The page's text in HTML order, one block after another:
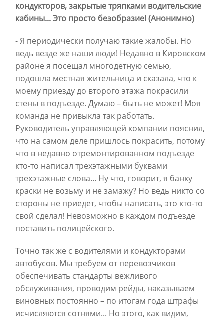
кондукторов, закрытые тряпками водительские
кабины... Это просто безобразие! (Анонимно)
- Я периодически получаю такие жалобы. Но
ведь везде же наши люди! Недавно в Кировском
районе я посещал многодетную семью,
подошла местная жительница и сказала, что к
моему приезду до второго этажа покрасили
стены в подъезде. Думаю – быть не может! Моя
команда не привыкла так работать.
Руководитель управляющей компании пояснил,
что на самом деле пришлось покрасить, потому
что в недавно отремонтированном подъезде
кто-то написал трехэтажными буквами
трехэтажные слова... Ну что, говорит, я банку
краски не возьму и не замажу? Но ведь никто со
стороны не приедет, чтобы написать, это кто-то
свой сделал! Невозможно в каждом подъезде
поставить полицейского.
Точно так же с водителями и кондукторами
автобусов. Мы требуем от перевозчиков
обеспечивать стандарты вежливого
обслуживания, проводим рейды, наказываем
виновных постоянно – по итогам года штрафы
исчисляются сотнями... Но этого, как видим,